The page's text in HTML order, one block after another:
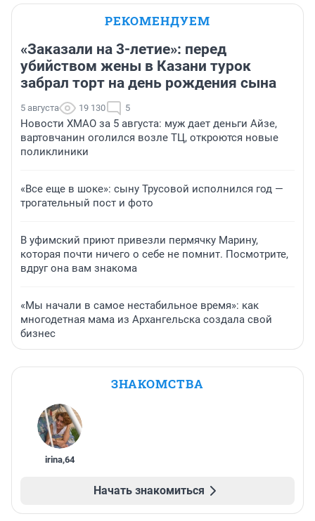
РЕКОМЕНДУЕМ
«Заказали на 3-летие»: перед
убийством жены в Казани турок
забрал торт на день рождения сына
5 августа 19 130 5
Новости ХМАО за 5 августа: муж дает деньги Айзе,
вартовчанин оголился возле ТЦ, откроются новые
поликлиники
«Все еще в шоке»: сыну Трусовой исполнился год —
трогательный пост и фото
В уфимский приют привезли пермячку Марину,
которая почти ничего о себе не помнит. Посмотрите,
вдруг она вам знакома
«Мы начали в самое нестабильное время»: как
многодетная мама из Архангельска создала свой
бизнес
ЗНАКОМСТВА
irina,64
Начать знакомиться